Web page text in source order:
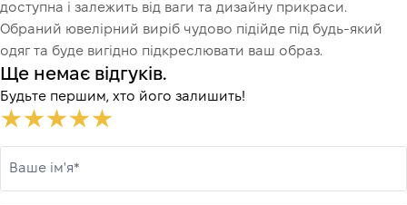
доступна і залежить від ваги та дизайну прикраси.
Обраний ювелірний виріб чудово підійде під будь-який
одяг та буде вигідно підкреслювати ваш образ.
Ще немає відгуків.
Будьте першим, хто його залишить!
Ваше ім'я*